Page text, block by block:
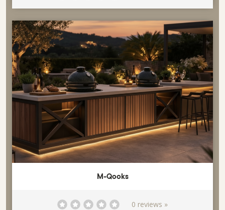
M-Qooks
0 reviews »